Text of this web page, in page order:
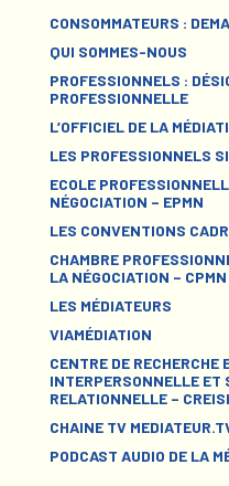
CONSOMMATEURS :
QUI SOMMES-NOUS
PROFESSIONNELS :
PROFESSIONNELLE
L’OFFICIEL DE LA
LES PROFESSIONNELS
ECOLE
NÉGOCIATION – EPMN
LES CONVENTIONS
CHAMBRE
LA NÉGOCIATION – CPMN
LES MÉDIATEURS
VIAMÉDIATION
CENTRE DE RECHERCHE
INTERPERSONNELLE ET
RELATIONNELLE –
CHAINE TV
PODCAST AUDIO DE LA